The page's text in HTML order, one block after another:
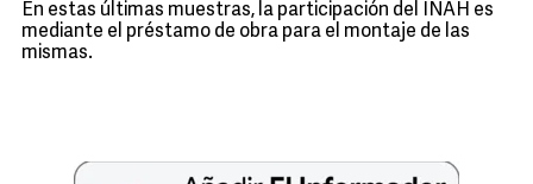
En estas últimas muestras, la participación del INAH es
mediante el préstamo de obra para el montaje de las
mismas.